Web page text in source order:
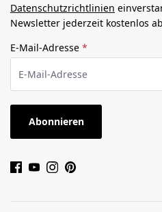
Datenschutzrichtlinien
Newsletter jederzeit kostenlos
E-Mail-Adresse *
Abonnieren